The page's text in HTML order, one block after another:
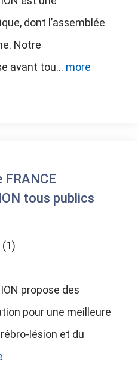
dont l’assemblée
Notre
avant tou... more
tous publics
propose des
pour une meilleure
lésion et du